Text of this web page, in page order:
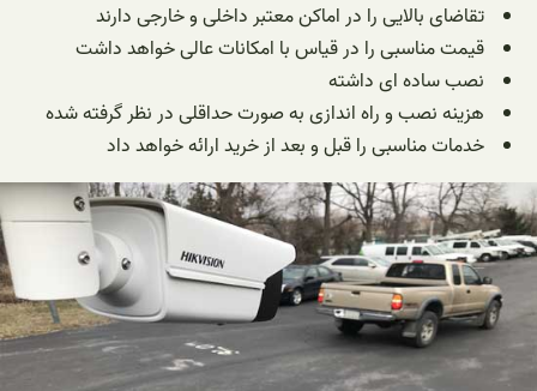
تقاضای بالایی را در اماکن معتبر داخلی و خارجی دارند
قیمت مناسبی را در قیاس با امکانات عالی خواهد داشت
نصب ساده ای داشته
هزینه نصب و راه اندازی به صورت حداقلی در نظر گرفته شده
خدمات مناسبی را قبل و بعد از خرید ارائه خواهد داد